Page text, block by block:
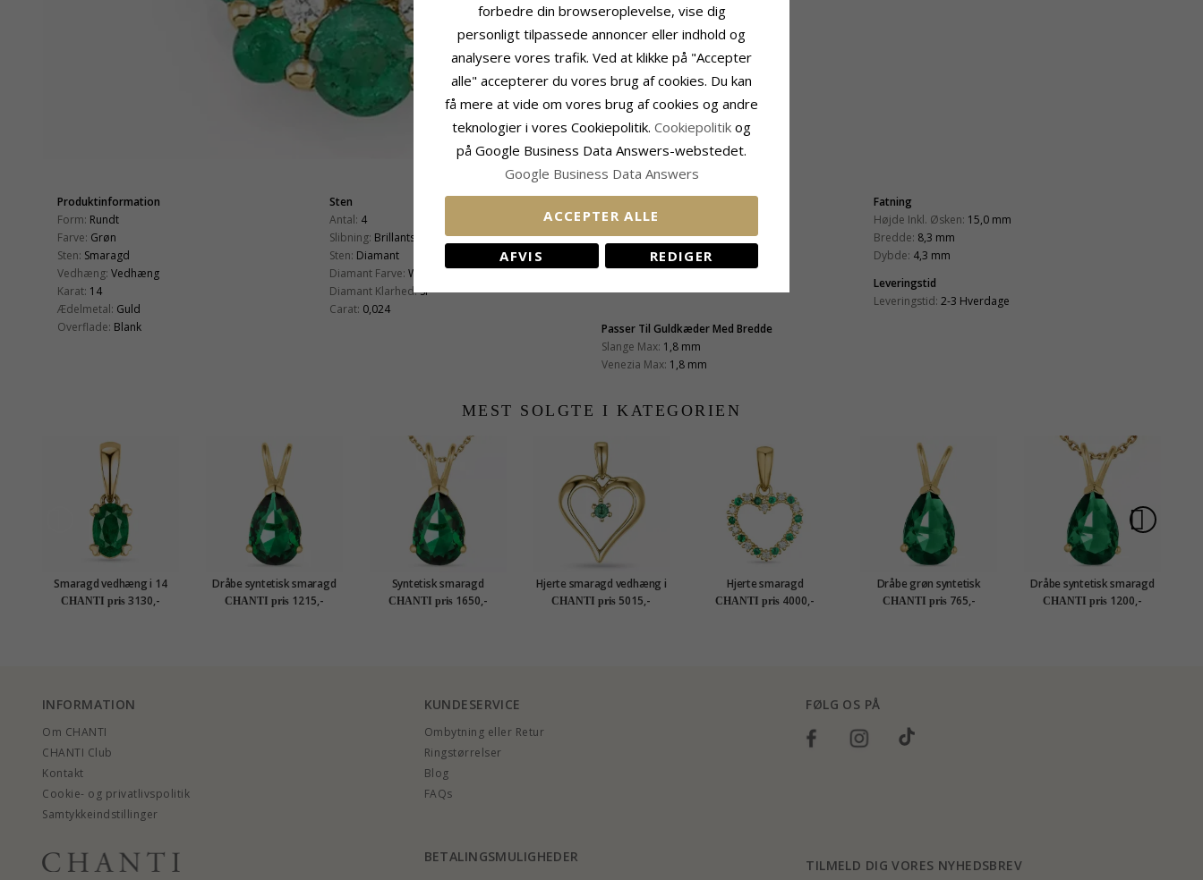
Produktinformation
Form: Rundt
Farve: Grøn
Sten: Smaragd
Vedhæng: Vedhæng
Karat: 14
Ædelmetal: Guld
Overflade: Blank
Sten
Antal: 4
Slibning: Brillantsleben
Sten: Diamant
Diamant Farve: Wesselton
Diamant Klarhed:SI
Carat: 0,024
Antal: 9
Slibning:Facetsleben
Grøn
Sten:Smaragd
Fatning
Højde Inkl. Øsken: 15,0 mm
Bredde: 8,3 mm
Dybde: 4,3 mm
Leveringstid
Leveringstid: 2-3 Hverdage
Passer Til Guldkæder Med Bredde
Slange Max: 1,8 mm
Venezia Max: 1,8 mm
MEST SOLGTE I KATEGORIEN
Smaragd vedhæng i 14
karat guld 0,26 ct
CHANTI pris 3130,-
Dråbe syntetisk smaragd
vedhæng i 14 karat guld -
Gold Collection
CHANTI pris 1215,-
Syntetisk smaragd
halskæde i forgyldt sølv
med vedhæng i 14 karat
CHANTI pris 1650,-
Hjerte smaragd vedhæng i
14 karat guld 0,07 ct
CHANTI pris 5015,-
Hjerte smaragd
diamantvedhæng i 14 karat
guld 0,08 ct 0,08 ct
CHANTI pris 4000,-
Dråbe grøn syntetisk
smaragd vedhæng i 9 karat
guld - Gold Collection
CHANTI pris 765,-
Dråbe syntetisk smaragd
halskæde i forgyldt sølv
med vedhæng i 9 karat guld
CHANTI pris 1200,-
INFORMATION
Om CHANTI
CHANTI Club
Kontakt
Cookie- og privatlivspolitik
Samtykkeindstillinger
KUNDESERVICE
Ombytning eller Retur
Ringstørrelser
Blog
FAQs
FØLG OS PÅ
BETALINGSMULIGHEDER
TILMELD DIG VORES NYHEDSBREV
forbedre din browseroplevelse, vise dig
personligt tilpassede annoncer eller indhold og
analysere vores trafik. Ved at klikke på "Accepter
alle" accepterer du vores brug af cookies. Du kan
få mere at vide om vores brug af cookies og andre
teknologier i vores Cookiepolitik. Cookiepolitik og
på Google Business Data Answers-webstedet.
Google Business Data Answers
ACCEPTER ALLE
AFVIS REDIGER